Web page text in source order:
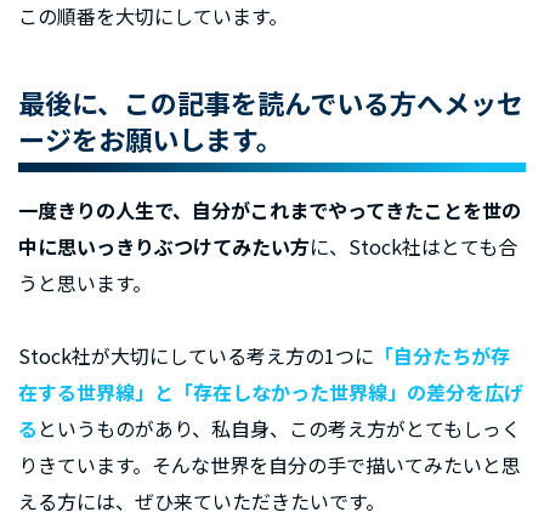
この順番を大切にしています。
最後に、この記事を読んでいる方へメッセ
ージをお願いします。
一度きりの人生で、自分がこれまでやってきたことを世の
中に思いっきりぶつけてみたい方に、Stock社はとても合
うと思います。
Stock社が大切にしている考え方の1つに 「自分たちが存
在する世界線」と「存在しなかった世界線」の差分を広げ
る というものがあり、私自身、この考え方がとてもしっく
りきています。そんな世界を自分の手で描いてみたいと思
える方には、ぜひ来ていただきたいです。